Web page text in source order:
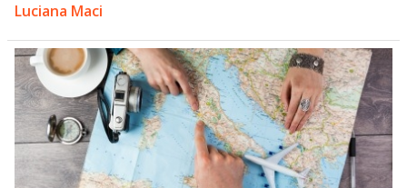
Luciana Maci